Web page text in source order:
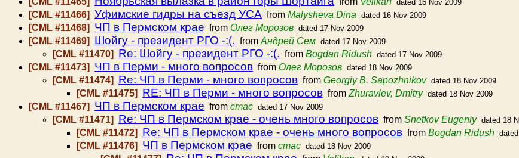
dated 16 Nov 2009
[CML #11466] Уфимские гидры на съезд УСА from Malysheva Dina dated 16 Nov 2009
[CML #11468] ЧП в Пермском крае from Олег Морозов dated 17 Nov 2009
[CML #11469] Шойгу - президент РГО -:(. from Андрей Сем dated 17 Nov 2009
[CML #11470] Re: Шойгу - президент РГО -:(. from Bogdan Ridush dated 17 Nov 2009
[CML #11473] ЧП в Перми - много вопросов from Олег Морозов dated 18 Nov 2009
[CML #11474] Re: ЧП в Перми - много вопросов from Georgiy B. Sapozhnikov dated 18 Nov 2009
[CML #11475] RE: ЧП в Перми - много вопросов from Zhuravlev, Dmitry dated 18 Nov 2009
[CML #11467] ЧП в Пермском крае from стас dated 17 Nov 2009
[CML #11471] Re: ЧП в Пермском крае - очень много вопросов from Snetkov Eugeniy dated 18
[CML #11472] Re: ЧП в Пермском крае - очень много вопросов from Bogdan Ridush
[CML #11476] ЧП в Пермском крае from стас dated 18 Nov 2009